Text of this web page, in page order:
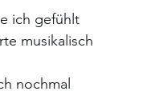
ich gefühlt
musikalisch
nochmal